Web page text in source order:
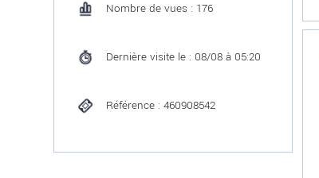
Nombre de vues : 176
Dernière visite le : 08/08 à 05:20
Référence : 460908542